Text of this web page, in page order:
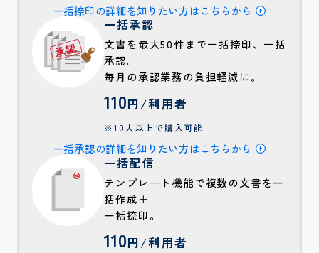
一括捺印の詳細を知りたい方はこちらから
一括承認
文書を最大50件まで一括捺印、一括
承認。
毎月の承認業務の負担軽減に。
110円/利用者
※10人以上で購入可能
一括承認の詳細を知りたい方はこちらから
一括配信
テンプレート機能で複数の文書を一
括作成＋
一括捺印。
110円/利用者